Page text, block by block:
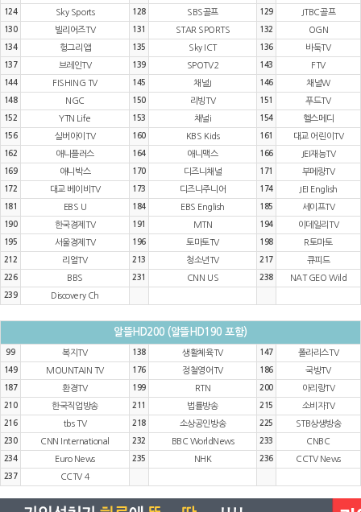
124 Sky Sports 128 SBS골프 129 JTBC골프
130 빌리어즈TV 131 STAR SPORTS 132 OGN
134 헝그리앱 135 Sky ICT 136 바둑TV
137 브레인TV 139 SPOTV2 143 FTV
144 FISHING TV 145 채널J 146 채널W
148 NGC 150 리빙TV 151 푸드TV
152 YTN Life 153 채널i 154 헬스메디
156 실버아이TV 160 KBS Kids 161 대교 어린이TV
162 애니플러스 164 애니맥스 166 JEI재능TV
169 애니박스 170 디즈니채널 171 부메랑TV
172 대교 베이비TV 173 디즈니주니어 174 JEI English
181 EBS U 184 EBS English 185 세이프TV
190 한국경제TV 191 MTN 194 이데일리TV
195 서울경제TV 196 토마토TV 198 R토마토
212 리얼TV 213 청소년TV 217 큐피드
226 BBS 231 CNN US 238 NAT GEO Wild
239 Discovery Ch
알뜰HD200 (알뜰HD190 포함)
99 복지TV 138 생활체육TV 147 폴라리스TV
149 MOUNTAIN TV 176 정철영어TV 186 국방TV
187 환경TV 199 RTN 200 아리랑TV
210 한국직업방송 211 법률방송 215 소비자TV
216 tbs TV 218 소상공인방송 225 STB상생방송
230 CNN International 232 BBC WorldNews 233 CNBC
234 Euro News 235 NHK 236 CCTV News
237 CCTV 4